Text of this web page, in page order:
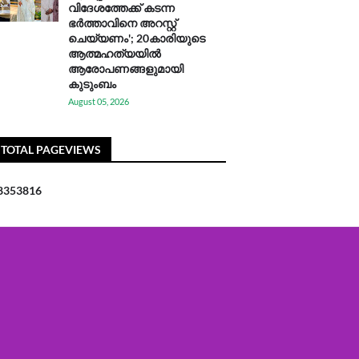
വിദേശത്തേക്ക് കടന്ന
ഭർത്താവിനെ അറസ്റ്റ്
ചെയ്യണം'; 20കാരിയുടെ
ആത്മഹത്യയിൽ
ആരോപണങ്ങളുമായി
കുടുംബം
August 05, 2026
TOTAL PAGEVIEWS
353816